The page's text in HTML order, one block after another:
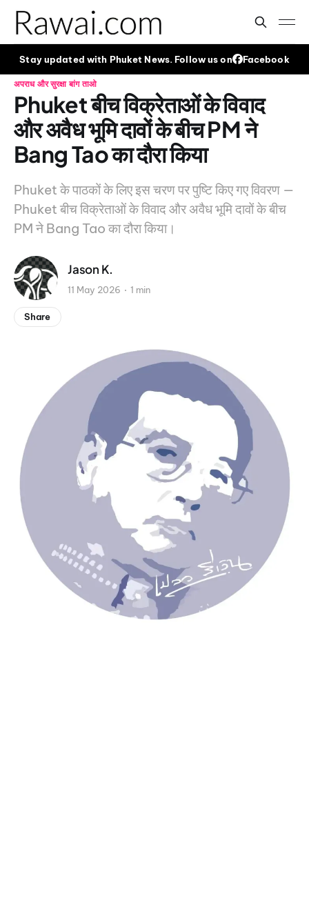
Stay updated with Phuket News. Follow us on Facebook
अपराध और सुरक्षा बांग ताओ
Phuket बीच विक्रेताओं के विवाद
और अवैध भूमि दावों के बीच PM ने
Bang Tao का दौरा किया
Phuket के पाठकों के लिए इस चरण पर पुष्टि किए गए विवरण —
Phuket बीच विक्रेताओं के विवाद और अवैध भूमि दावों के बीच
PM ने Bang Tao का दौरा किया।
Jason K.
11 May 2026 1 min
Share